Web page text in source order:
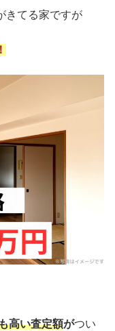
きてる家ですが
高い査定額がつい